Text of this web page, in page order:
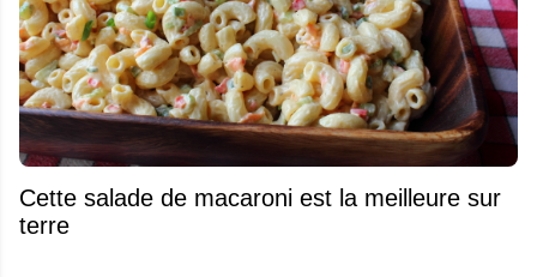
Cette salade de macaroni est la meilleure sur
terre